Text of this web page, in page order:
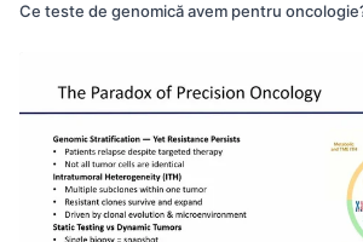
Ce teste de genomică avem pentru